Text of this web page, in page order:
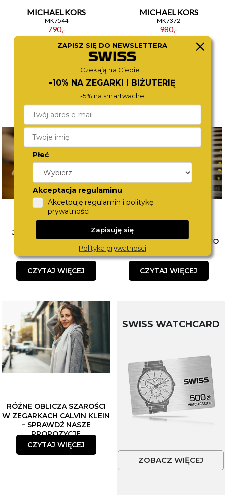
MICHAEL KORS
MK7544
790,-
MICHAEL KORS
MK7372
980,-
JAK ŁĄCZYĆ BIŻUTERIĘ?
POZNAJ SPOSOBY NA
MODNE STYLIZACJE
CZYTAJ WIĘCEJ
WYBÓR PIERWSZEGO
ZEGARKA DLA DZIECKA. CO
WZIĄĆ POD UWAGĘ?
CZYTAJ WIĘCEJ
RÓŻNE OBLICZA SZAROŚCI
W ZEGARKACH CALVIN KLEIN
– SPRAWDŹ NASZE
PROPOZYCJE
CZYTAJ WIĘCEJ
SWISS WATCHCARD
ZOBACZ WIĘCEJ
ZAPISZ SIĘ DO NEWSLETTERA
Czekają na Ciebie...
-10% NA ZEGARKI I BIŻUTERIĘ
-5% na smartwache
Płeć
Akceptacja regulaminu
Akcetpuję regulamin i politykę
prywatności
Zapisuję się
Polityka prywatności